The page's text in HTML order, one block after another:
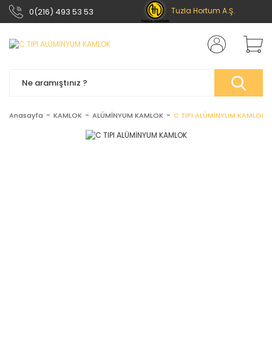
0(216) 493 53 53 Tuzla Hortum A.Ş.
Anasayfa KAMLOK ALÜMİNYUM KAMLOK C TIPI ALÜMİNYUM KAMLOK